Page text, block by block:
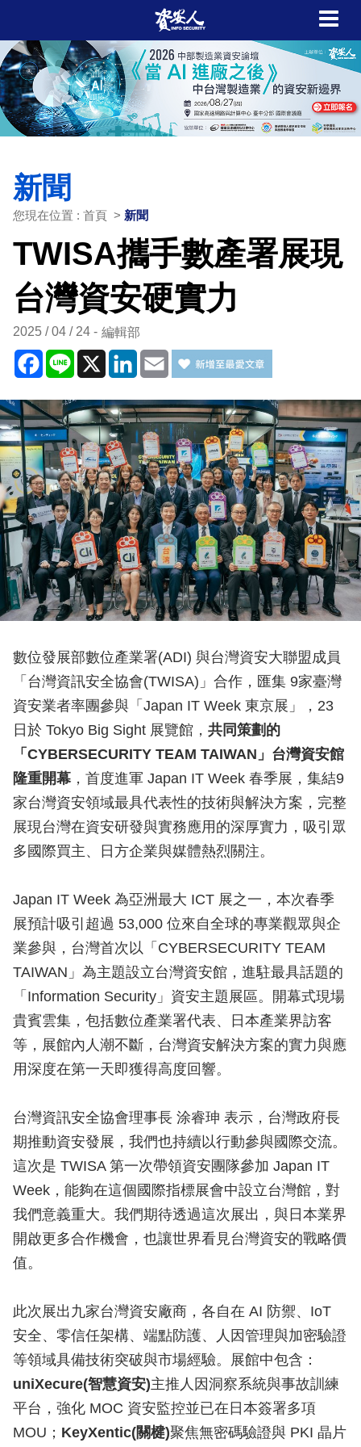
新聞
您現在位置 : 首頁 > 新聞
TWISA攜手數產署展現
台灣資安硬實力
2025 / 04 / 24 編輯部
Facebook
Line X LinkedIn
Email
數位發展部數位產業署(ADI) 與台灣資安大聯盟成員
「台灣資訊安全協會(TWISA)」合作，匯集 9家臺灣
資安業者率團參與「Japan IT Week 東京展」，23
日於 Tokyo Big Sight 展覽館， 共同策劃的
「CYBERSECURITY TEAM TAIWAN」台灣資安館
隆重開幕，首度進軍 Japan IT Week 春季展，集結9
家台灣資安領域最具代表性的技術與解決方案，完整
展現台灣在資安研發與實務應用的深厚實力，吸引眾
多國際買主、日方企業與媒體熱烈關注。
Japan IT Week 為亞洲最大 ICT 展之一，本次春季
展預計吸引超過 53,000 位來自全球的專業觀眾與企
業參與，台灣首次以「CYBERSECURITY TEAM
TAIWAN」為主題設立台灣資安館，進駐最具話題的
「Information Security」資安主題展區。開幕式現場
貴賓雲集，包括數位產業署代表、日本產業界訪客
等，展館內人潮不斷，台灣資安解決方案的實力與應
用深度在第一天即獲得高度回響。
台灣資訊安全協會理事長 涂睿珅 表示，台灣政府長
期推動資安發展，我們也持續以行動參與國際交流。
這次是 TWISA 第一次帶領資安團隊參加 Japan IT
Week，能夠在這個國際指標展會中設立台灣館，對
我們意義重大。我們期待透過這次展出，與日本業界
開啟更多合作機會，也讓世界看見台灣資安的戰略價
值。
此次展出九家台灣資安廠商，各自在 AI 防禦、IoT
安全、零信任架構、端點防護、人因管理與加密驗證
等領域具備技術突破與市場經驗。展館中包含：
uniXecure(智慧資安)主推人因洞察系統與事故訓練
平台，強化 MOC 資安監控並已在日本簽署多項
MOU； KeyXentic(關楗)聚焦無密碼驗證與 PKI 晶片